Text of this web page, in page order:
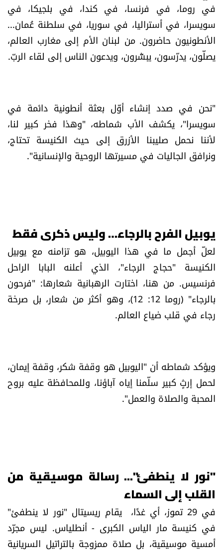
في روما، في فرنسا، في كندا، في بلجيكا، في
سويسرا، في أستراليا، في سوريا، في سلطنة عُمان...
الأنطونيون حاضرون. من لبنان الأم إلى مغارب العالم،
يصلّون، يدرّسون، يبشّرون، ويدعون الناس إلى لقاء الربّ.
"نحن في صدد إنشاء أوّل بعثة أنطونية دائمة في
سويسرا"، يكشف الأب شماطه، "وهذا فخر كبير لنا،
لأننا نحمل صليبنا الأزرق إلى حيث الكنيسة تحتاج،
ونرافق الجاليات في مسيرتها الروحية والإنسانية".
يوبيل الفرح بالرجاء… وليس ذكرى فقط
لعلّ أجمل ما في هذا اليوبيل، هو تزامنه مع يوبيل
الكنيسة "حجاج الرجاء"، الذي أعلنه البابا الراحل
فرنسيس. من هنا، اختارت الرهبانية شعارها: "فرحون
بالرجاء" (روما 12: 12)، وهو أكثر من شعار، بل صرخة
رجاء في قلب ضياع العالم.
ويؤكد شماطه أن "اليوبيل هو وقفة شكر، وقفة إيمان،
لحمل إرثٍ كبير سلّمنا إياه آباؤنا، وللمحافظة عليه بروح
المحبة والصلاة والعمل".
"نور لا ينطفئ"... رسالة موسيقية من
القلب إلى السماء
في 29 تموز، أي غدًا، يقام ريسيتال "نور لا ينطفئ"
في كنيسة مار الياس الكبرى - أنطلياس. ليس مجرّد
أمسية موسيقية، بل صلاة ممزوجة بالتراتيل السريانية